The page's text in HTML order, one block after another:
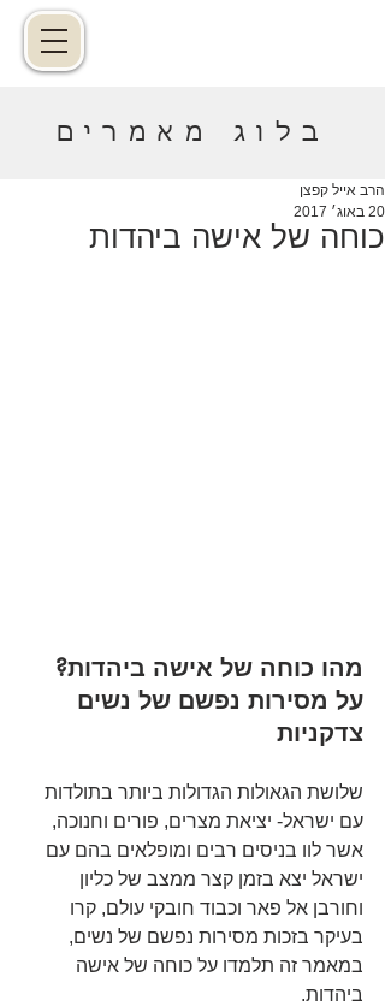
בלוג מאמרים
כוחה של אישה ביהדות
הרב אייל קפצן
20 באוג׳ 2017
מהו כוחה של אישה ביהדות?
על מסירות נפשם של נשים
צדקניות
שלושת הגאולות הגדולות ביותר בתולדות
עם ישראל- יציאת מצרים, פורים וחנוכה,
אשר לוו בניסים רבים ומופלאים בהם עם
ישראל יצא בזמן קצר ממצב של כליון
וחורבן אל פאר וכבוד חובקי עולם, קרו
בעיקר בזכות מסירות נפשם של נשים,
במאמר זה תלמדו על כוחה של אישה
ביהדות.